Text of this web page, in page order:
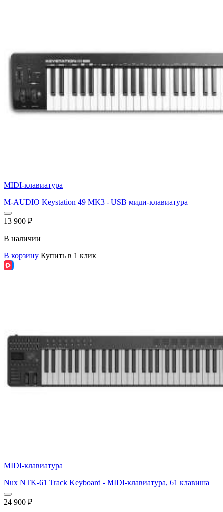
MIDI-клавиатура
M-AUDIO Keystation 49 MK3 - USB миди-клавиатура
13 900 ₽
В наличии
В корзину Купить в 1 клик
MIDI-клавиатура
Nux NTK-61 Track Keyboard - MIDI-клавиатура, 61 клавиша
24 900 ₽